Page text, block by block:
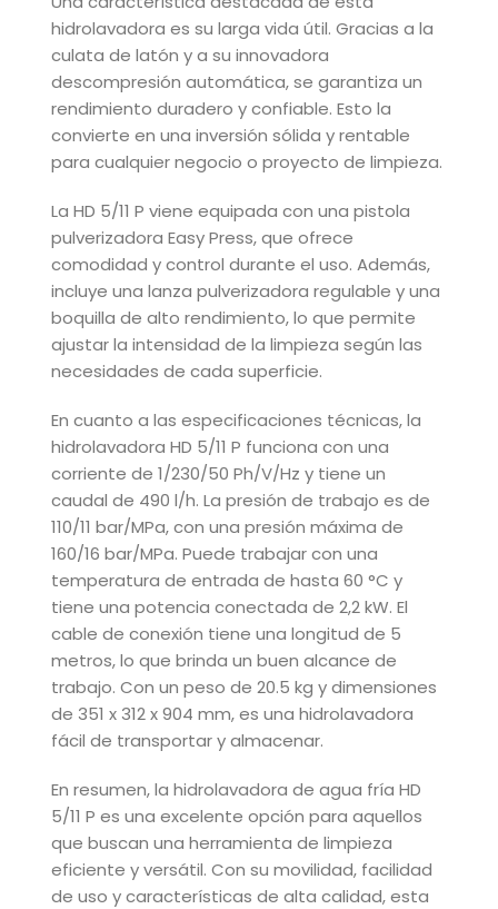
hidrolavadora es su larga vida útil. Gracias a la
culata de latón y a su innovadora
descompresión automática, se garantiza un
rendimiento duradero y confiable. Esto la
convierte en una inversión sólida y rentable
para cualquier negocio o proyecto de limpieza.
La HD 5/11 P viene equipada con una pistola
pulverizadora Easy Press, que ofrece
comodidad y control durante el uso. Además,
incluye una lanza pulverizadora regulable y una
boquilla de alto rendimiento, lo que permite
ajustar la intensidad de la limpieza según las
necesidades de cada superficie.
En cuanto a las especificaciones técnicas, la
hidrolavadora HD 5/11 P funciona con una
corriente de 1/230/50 Ph/V/Hz y tiene un
caudal de 490 l/h. La presión de trabajo es de
110/11 bar/MPa, con una presión máxima de
160/16 bar/MPa. Puede trabajar con una
temperatura de entrada de hasta 60 °C y
tiene una potencia conectada de 2,2 kW. El
cable de conexión tiene una longitud de 5
metros, lo que brinda un buen alcance de
trabajo. Con un peso de 20.5 kg y dimensiones
de 351 x 312 x 904 mm, es una hidrolavadora
fácil de transportar y almacenar.
En resumen, la hidrolavadora de agua fría HD
5/11 P es una excelente opción para aquellos
que buscan una herramienta de limpieza
eficiente y versátil. Con su movilidad, facilidad
de uso y características de alta calidad, esta